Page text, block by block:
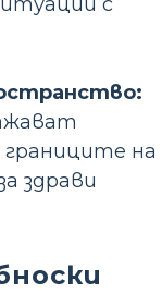
на
здрави